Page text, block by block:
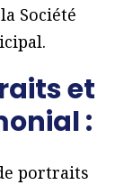
Société
et
:
portraits